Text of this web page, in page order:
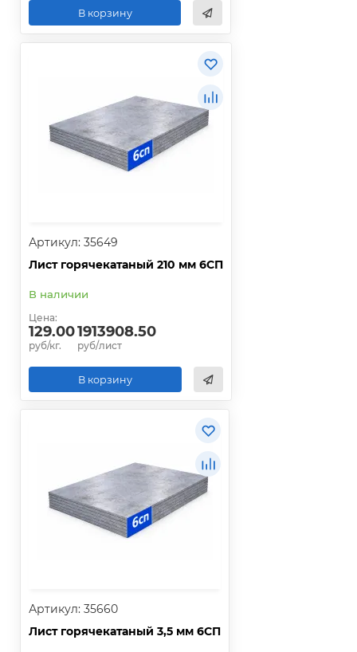
В корзину
Артикул: 35649
Лист горячекатаный 210 мм 6СП
В наличии
Цена:
129.00
руб/кг.
1913908.50
руб/лист
В корзину
Артикул: 35660
Лист горячекатаный 3,5 мм 6СП